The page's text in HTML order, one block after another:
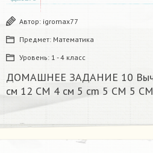
Автор: igromax77
Предмет: Математика
Уровень: 1 - 4 класс
ДОМАШНЕЕ ЗАДАНИЕ 10
см 12 CM 4 см 5 cm 5 CM 5 CM​